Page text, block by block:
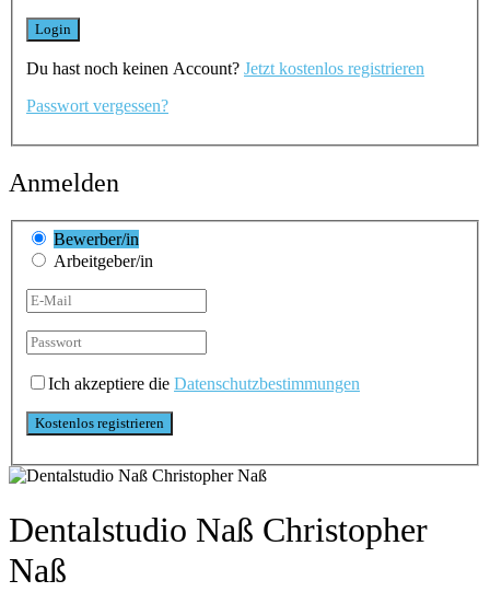
Du hast noch keinen Account? Jetzt kostenlos registrieren
Passwort vergessen?
Anmelden
Bewerber/in
Arbeitgeber/in
Ich akzeptiere die Datenschutzbestimmungen
Dentalstudio Naß Christopher
Naß